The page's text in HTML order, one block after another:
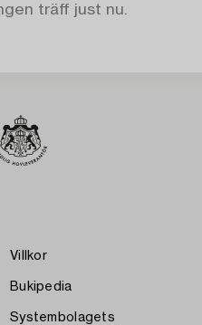
träff just nu.
Villkor
Bukipedia
Systembolagets